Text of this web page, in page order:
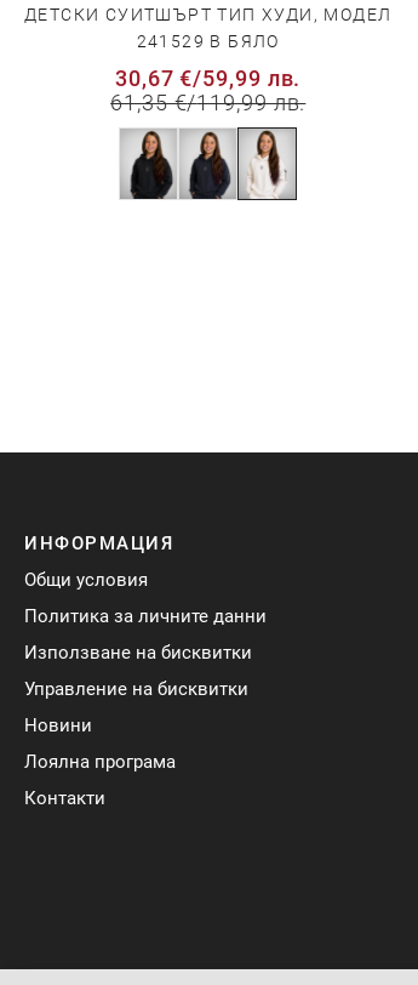
ДЕТСКИ СУИТШЪРТ ТИП ХУДИ, МОДЕЛ
241529 В БЯЛО
30,67 €/59,99 лв.
61,35 €/119,99 лв.
ИНФОРМАЦИЯ
Общи условия
Политика за личните данни
Използване на бисквитки
Управление на бисквитки
Новини
Лоялна програма
Контакти